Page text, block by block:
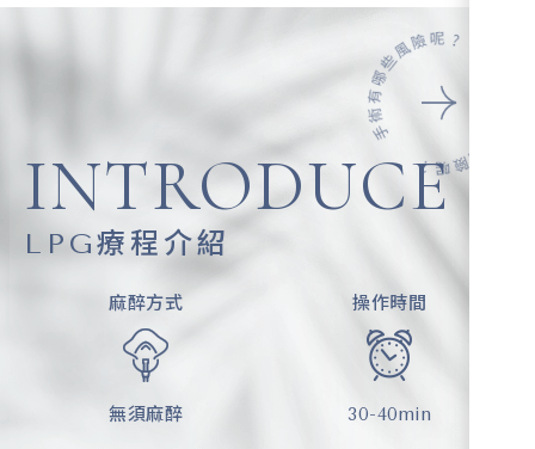
INTRODUCE
LPG療程介紹
麻醉方式
無須麻醉
操作時間
30-40min